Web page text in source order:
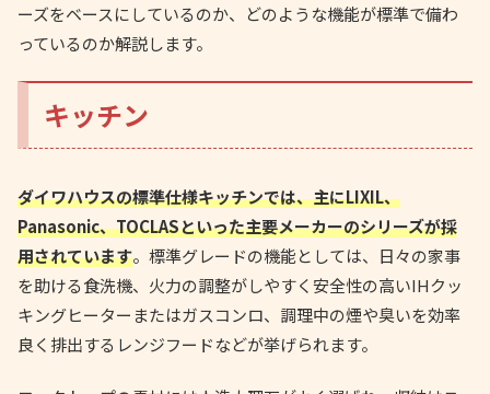
ーズをベースにしているのか、どのような機能が標準で備わ
っているのか解説します。
キッチン
ダイワハウスの標準仕様キッチンでは、主にLIXIL、
Panasonic、TOCLASといった主要メーカーのシリーズが採
用されています。標準グレードの機能としては、日々の家事
を助ける食洗機、火力の調整がしやすく安全性の高いIHクッ
キングヒーターまたはガスコンロ、調理中の煙や臭いを効率
良く排出するレンジフードなどが挙げられます。